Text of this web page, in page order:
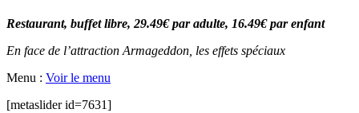
Restaurant, buffet libre, 29.49€ par adulte, 16.49€ par enfant
En face de l’attraction Armageddon, les effets spéciaux
Menu : Voir le menu
[metaslider id=7631]